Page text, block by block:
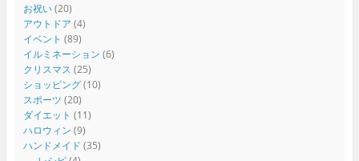
お祝い(20)
アウトドア (4)
イベント (89)
イルミネーション (6)
クリスマス (25)
ショッピング(10)
スポーツ (20)
ダイエット (11)
ハロウィン (9)
ハンドメイド (35)